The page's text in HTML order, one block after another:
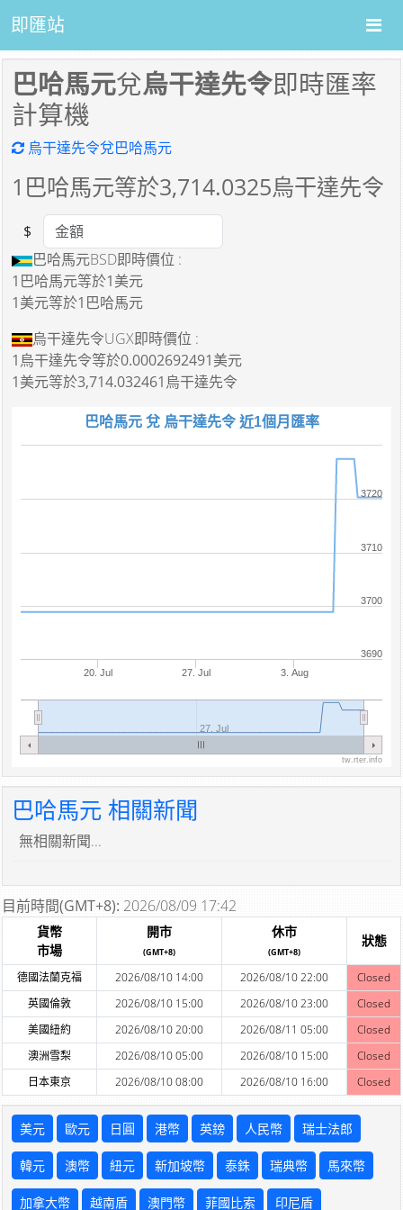
即匯站
巴哈馬元兌烏干達先令即時匯率
計算機
烏干達先令兌巴哈馬元
1 巴哈馬元等於3,714.0325烏干達先令
Amount
$
巴哈馬元BSD即時價位 :
1巴哈馬元等於1美元
1美元等於1巴哈馬元
烏干達先令UGX即時價位 :
1烏干達先令等於0.0002692491美元
1美元等於3,714.032461烏干達先令
巴哈馬元 兌 烏干達先令 近1個月匯率
20. Jul 27. Jul 3. Aug
27. Jul
3690
3700
3710
3720
tw.rter.info
巴哈馬元 相關新聞
無相關新聞...
目前時間(GMT+8): 2026/08/09 17:42
貨幣
市場
開市
(GMT+8)
休市
(GMT+8)
狀態
德國法蘭克福 2026/08/10 14:00 2026/08/10 22:00
Closed
英國倫敦
2026/08/10 15:00 2026/08/10 23:00
Closed
美國紐約
2026/08/10 20:00 2026/08/11 05:00
Closed
澳洲雪梨
2026/08/10 05:00 2026/08/10 15:00
Closed
日本東京
2026/08/10 08:00 2026/08/10 16:00 Closed
美元 歐元 日圓 港幣 英鎊 人民幣 瑞士法郎
韓元 澳幣 紐元 新加坡幣 泰銖 瑞典幣 馬來幣
加拿大幣 越南盾 澳門幣 菲國比索 印尼盾